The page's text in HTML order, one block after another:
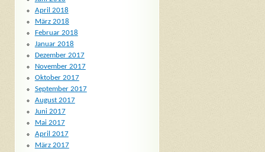
April 2018
März 2018
Februar 2018
Januar 2018
Dezember 2017
November 2017
Oktober 2017
September 2017
August 2017
Juni 2017
Mai 2017
April 2017
März 2017